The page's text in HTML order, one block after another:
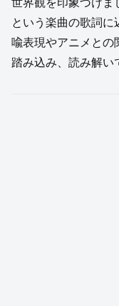
世界観を印象づけま
という楽曲の歌詞に
喩表現やアニメとの
踏み込み、読み解い